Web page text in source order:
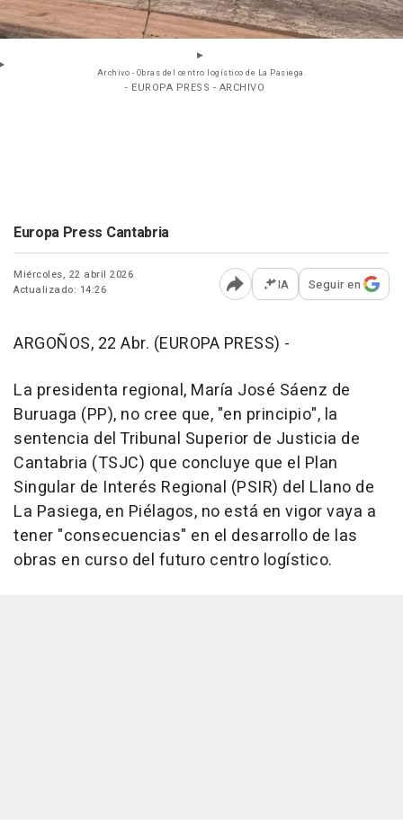
Archivo - Obras del centro logístico de La Pasiega.
- EUROPA PRESS - ARCHIVO
Europa Press Cantabria
Miércoles, 22 abril 2026
Actualizado: 14:26
Abrir opciones para
IA Seguir en
ARGOÑOS, 22 Abr. (EUROPA PRESS) -
La presidenta regional, María José Sáenz de
Buruaga (PP), no cree que, "en principio", la
sentencia del Tribunal Superior de Justicia de
Cantabria (TSJC) que concluye que el Plan
Singular de Interés Regional (PSIR) del Llano de
La Pasiega, en Piélagos, no está en vigor vaya a
tener "consecuencias" en el desarrollo de las
obras en curso del futuro centro logístico.